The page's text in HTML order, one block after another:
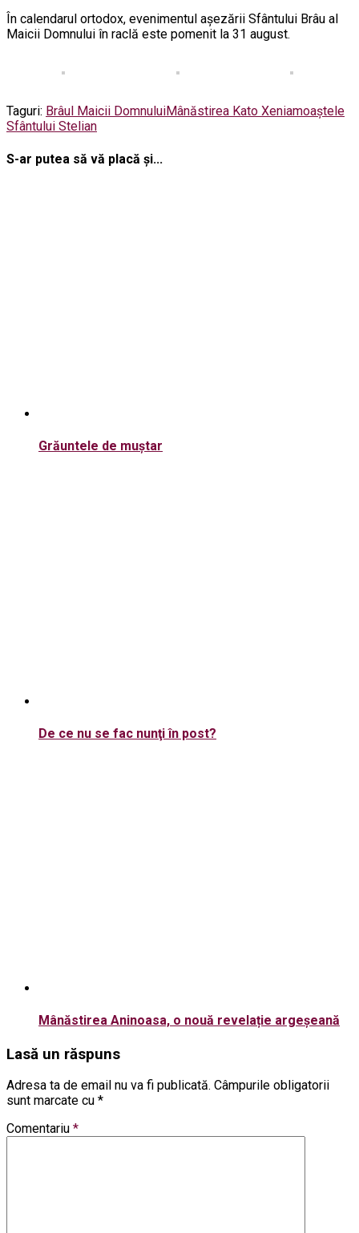
În calendarul ortodox, evenimentul așezării Sfântului Brâu al
Maicii Domnului în raclă este pomenit la 31 august.
Taguri: Brâul Maicii DomnuluiMânăstirea Kato Xeniamoaștele
Sfântului Stelian
S-ar putea să vă placă și...
Grăuntele de muștar
De ce nu se fac nunţi în post?
Mânăstirea Aninoasa, o nouă revelație argeșeană
Lasă un răspuns
Adresa ta de email nu va fi publicată. Câmpurile obligatorii
sunt marcate cu *
Comentariu *